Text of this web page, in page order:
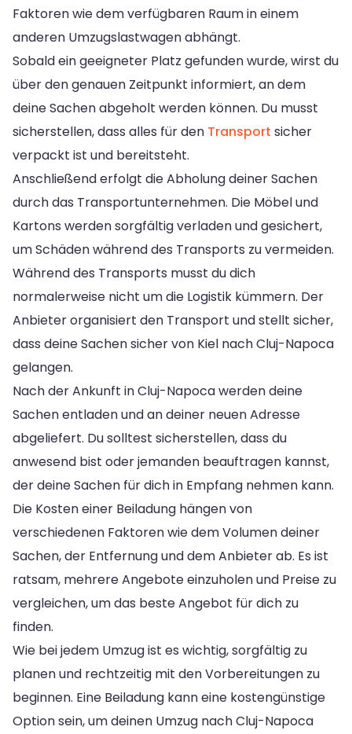
Faktoren wie dem verfügbaren Raum in einem
anderen Umzugslastwagen abhängt.
Sobald ein geeigneter Platz gefunden wurde, wirst du
über den genauen Zeitpunkt informiert, an dem
deine Sachen abgeholt werden können. Du musst
sicherstellen, dass alles für den Transport sicher
verpackt ist und bereitsteht.
Anschließend erfolgt die Abholung deiner Sachen
durch das Transportunternehmen. Die Möbel und
Kartons werden sorgfältig verladen und gesichert,
um Schäden während des Transports zu vermeiden.
Während des Transports musst du dich
normalerweise nicht um die Logistik kümmern. Der
Anbieter organisiert den Transport und stellt sicher,
dass deine Sachen sicher von Kiel nach Cluj-Napoca
gelangen.
Nach der Ankunft in Cluj-Napoca werden deine
Sachen entladen und an deiner neuen Adresse
abgeliefert. Du solltest sicherstellen, dass du
anwesend bist oder jemanden beauftragen kannst,
der deine Sachen für dich in Empfang nehmen kann.
Die Kosten einer Beiladung hängen von
verschiedenen Faktoren wie dem Volumen deiner
Sachen, der Entfernung und dem Anbieter ab. Es ist
ratsam, mehrere Angebote einzuholen und Preise zu
vergleichen, um das beste Angebot für dich zu
finden.
Wie bei jedem Umzug ist es wichtig, sorgfältig zu
planen und rechtzeitig mit den Vorbereitungen zu
beginnen. Eine Beiladung kann eine kostengünstige
Option sein, um deinen Umzug nach Cluj-Napoca